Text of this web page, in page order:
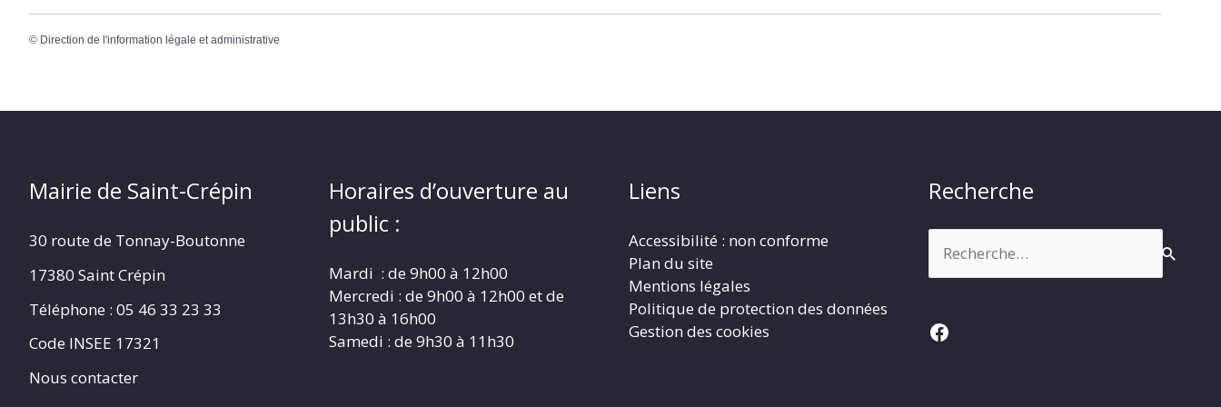
© Direction de l'information légale et administrative
Mairie de Saint-Crépin
30 route de Tonnay-Boutonne
17380 Saint Crépin
Téléphone : 05 46 33 23 33
Code INSEE 17321
Nous contacter
Horaires d’ouverture au
public :
Mardi : de 9h00 à 12h00
Mercredi : de 9h00 à 12h00 et de
13h30 à 16h00
Samedi : de 9h30 à 11h30
Liens
Accessibilité : non conforme
Plan du site
Mentions légales
Politique de protection des données
Gestion des cookies
Recherche
Facebook